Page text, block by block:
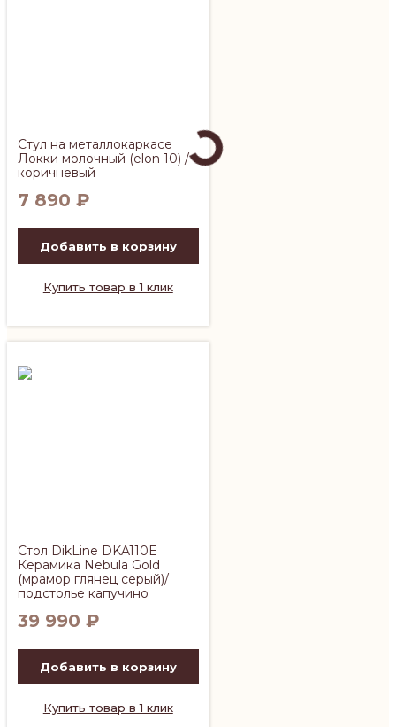
Стул на металлокаркасе
Локки молочный (elon 10) /
коричневый
7 890 ₽
Добавить в корзину
Купить товар в 1 клик
Стол DikLine DKA110E
Керамика Nebula Gold
(мрамор глянец серый)/
подстолье капучино
39 990 ₽
Добавить в корзину
Купить товар в 1 клик